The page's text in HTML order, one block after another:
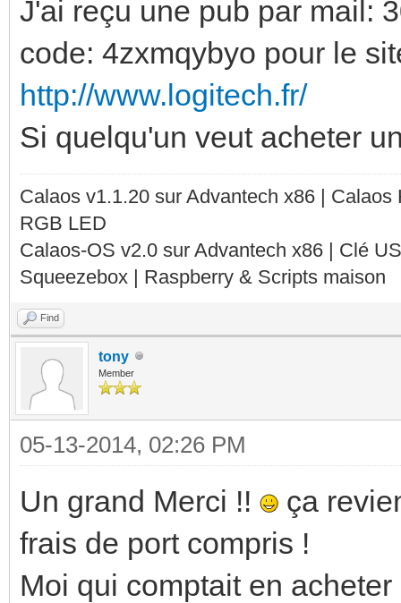
J'ai reçu une pub par mail:
code: 4zxmqybyo pour le
http://www.logitech.fr/
Si quelqu'un veut acheter
Calaos v1.1.20 sur Advantech x86 |
RGB LED
Calaos-OS v2.0 sur Advantech x86 | Clé
Squeezebox | Raspberry & Scripts maison
Find
tony
Member
05-13-2014, 02:26 PM
Un grand Merci !!
ça
frais de port compris !
Moi qui comptait en